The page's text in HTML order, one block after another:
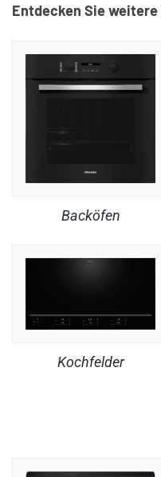
Entdecken Sie
Backöfen
Kochfelder